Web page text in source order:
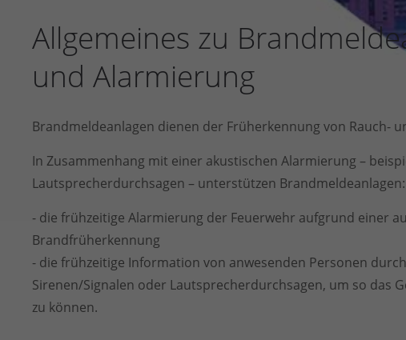
Allgemeines zu
und Alarmierung
Brandmeldeanlagen dienen der Früherkennung von Rauch-
In Zusammenhang mit einer akustischen Alarmierung –
Lautsprecherdurchsagen – unterstützen Brandmeldeanlagen:
- die frühzeitige Alarmierung der Feuerwehr aufgrund einer
Brandfrüherkennung
- die frühzeitige Information von anwesenden Personen
Sirenen/Signalen oder Lautsprecherdurchsagen, um so das
zu können.